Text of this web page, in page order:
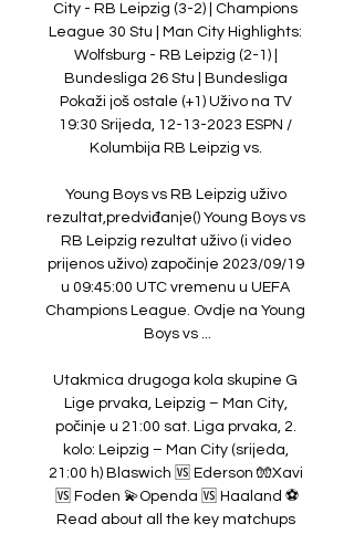
City - RB Leipzig (3-2) | Champions
League 30 Stu | Man City Highlights:
Wolfsburg - RB Leipzig (2-1) |
Bundesliga 26 Stu | Bundesliga
Pokaži još ostale (+1) Uživo na TV
19:30 Srijeda, 12-13-2023 ESPN /
Kolumbija RB Leipzig vs.
Young Boys vs RB Leipzig uživo
rezultat,predviđanje() Young Boys vs
RB Leipzig rezultat uživo (i video
prijenos uživo) započinje 2023/09/19
u 09:45:00 UTC vremenu u UEFA
Champions League. Ovdje na Young
Boys vs ...
Utakmica drugoga kola skupine G
Lige prvaka, Leipzig – Man City,
počinje u 21:00 sat. Liga prvaka, 2.
kolo: Leipzig – Man City (srijeda,
21:00 h) Blaswich 🆚 Ederson 🧤Xavi
🆚 Foden 💫Openda 🆚 Haaland ⚽
Read about all the key matchups